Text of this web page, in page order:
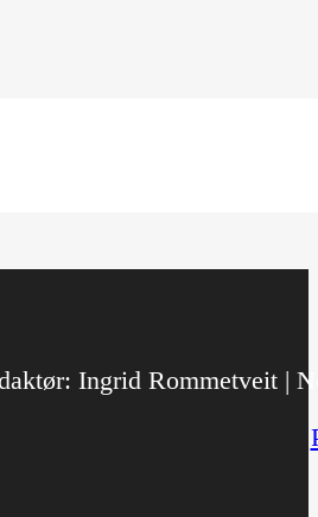
Ingrid Rommetveit |